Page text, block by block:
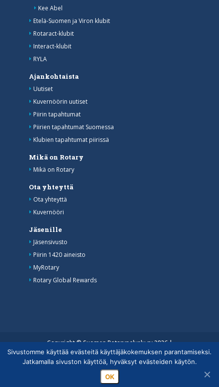
Kee Abel
Etelä-Suomen ja Viron klubit
Rotaract-klubit
Interact-klubit
RYLA
Ajankohtaista
Uutiset
Kuvernöörin uutiset
Piirin tapahtumat
Piirien tapahtumat Suomessa
Klubien tapahtumat piirissä
Mikä on Rotary
Mikä on Rotary
Ota yhteyttä
Ota yhteyttä
Kuvernööri
Jäsenille
Jäsensivusto
Piirin 1420 aineisto
MyRotary
Rotary Global Rewards
Copyright © Suomen Rotarypalvelu ry 2026 |
Jäsentietojärjestelmän tietosuojaseloste|Henkilötietojen
käsittely Rotarytoiminnassa
Sivustomme käyttää evästeitä käyttäjäkokemuksen parantamiseksi.
Jatkamalla sivuston käyttöä, hyväksyt evästeiden käytön.
OK